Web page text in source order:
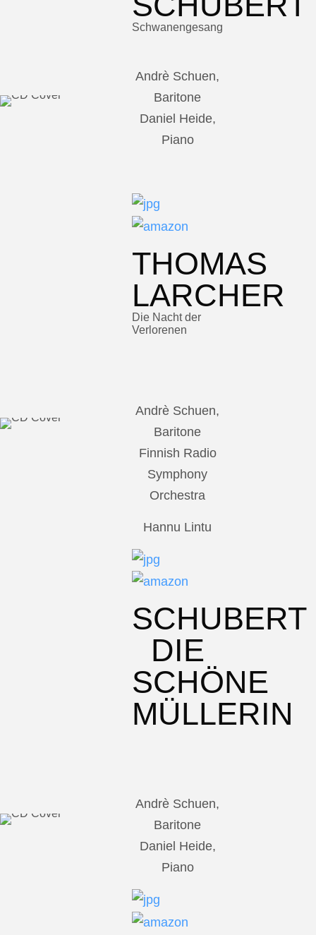
Schwanengesang
Andrè Schuen,
Baritone
Daniel Heide,
Piano
THOMAS
LARCHER
Die Nacht der
Verlorenen
Andrè Schuen,
Baritone
Finnish Radio
Symphony
Orchestra
Hannu Lintu
SCHUBERT
DIE
SCHÖNE
MÜLLERIN
Andrè Schuen,
Baritone
Daniel Heide,
Piano